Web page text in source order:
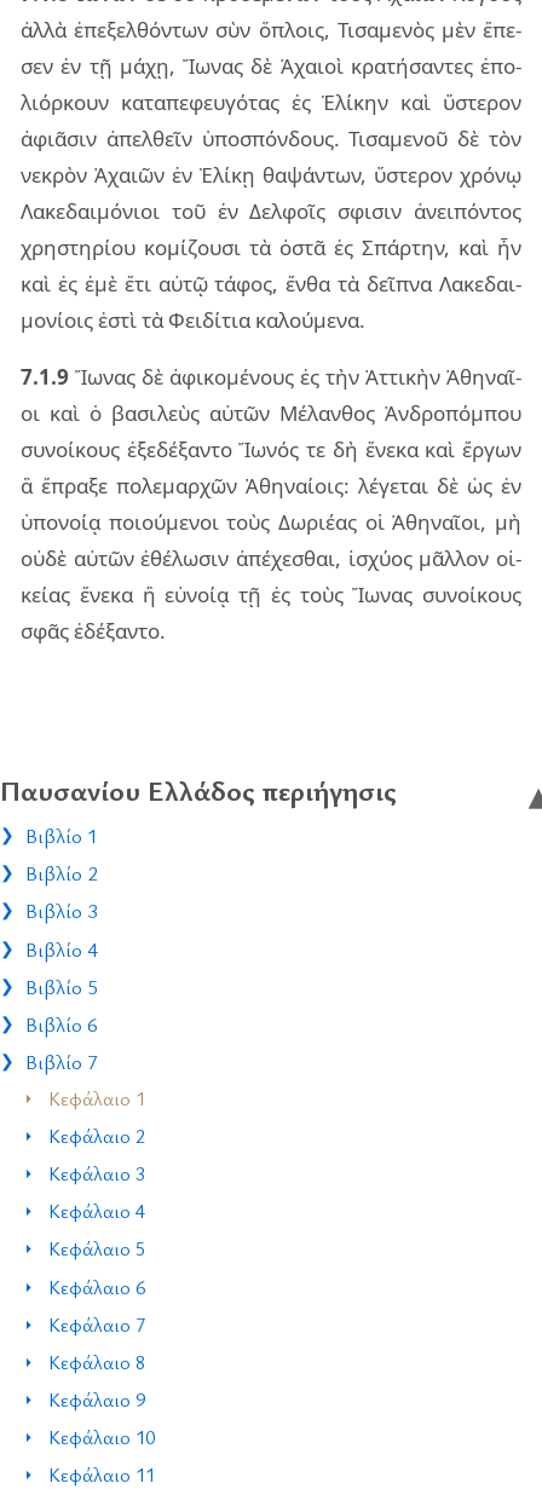
ἀλλὰ ἐπε­ξελ­θόν­των σὺν ὅπλοις, Τισα­με­νὸς μὲν ἔπε­
σεν ἐν τῇ μάχῃ, Ἴωνας δὲ Ἀχαιοὶ κρα­τή­σαν­τες ἐπο­
λιόρ­κουν κα­τα­πε­φευ­γό­τας ἐς Ἑλί­κην καὶ ὕστε­ρον
ἀφιᾶ­σιν ἀπελ­θεῖν ὑπο­σπόν­δους. Τισα­με­νοῦ δὲ τὸν
νε­κρὸν Ἀχαιῶν ἐν Ἑλίκῃ θα­ψάν­των, ὕστε­ρον χρό­νῳ
Λακε­δαι­μό­νιοι τοῦ ἐν Δελ­φοῖς σφι­σιν ἀνει­πόν­τος
χρη­στη­ρί­ου κο­μί­ζου­σι τὰ ὀστᾶ ἐς Σπάρ­την, καὶ ἦν
καὶ ἐς ἐμὲ ἔτι αὐτῷ τά­φος, ἔνθα τὰ δεῖ­πνα Λακε­δαι­
μο­νί­οις ἐστὶ τὰ Φει­δί­τια κα­λού­με­να.
7.1.9 Ἴωνας δὲ ἀφι­κο­μέ­νους ἐς τὴν Ἀττι­κὴν Ἀθη­ναῖ­
οι καὶ ὁ βα­σι­λεὺς αὐ­τῶν Μέλαν­θος Ἀνδρο­πόμ­που
συ­νοί­κους ἐξε­δέ­ξαν­το Ἴωνός τε δὴ ἕνε­κα καὶ ἔρ­γων
ἃ ἔπρα­ξε πο­λε­μαρ­χῶν Ἀθη­ναί­οις: λέ­γε­ται δὲ ὡς ἐν
ὑπο­νοίᾳ ποιού­με­νοι τοὺς Δωριέ­ας οἱ Ἀθη­ναῖ­οι, μὴ
οὐδὲ αὐ­τῶν ἐθέ­λω­σιν ἀπέ­χε­σθαι, ἰσχύ­ος μᾶλ­λον οἰ­
κεί­ας ἕνε­κα ἢ εὐ­νοίᾳ τῇ ἐς τοὺς Ἴωνας συ­νοί­κους
σφᾶς ἐδέ­ξαν­το.
Παυσανίου Ελλάδος περιήγησις
Βιβλίο 1
Βιβλίο 2
Βιβλίο 3
Βιβλίο 4
Βιβλίο 5
Βιβλίο 6
Βιβλίο 7
Κεφάλαιο 1
Κεφάλαιο 2
Κεφάλαιο 3
Κεφάλαιο 4
Κεφάλαιο 5
Κεφάλαιο 6
Κεφάλαιο 7
Κεφάλαιο 8
Κεφάλαιο 9
Κεφάλαιο 10
Κεφάλαιο 11